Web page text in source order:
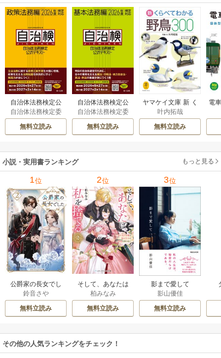
自治体法務検定公
式テキスト 政策
法務編 ２０２６
年度検定対応 1巻
自治体法務検定委
員会
無料立読み
自治体法務検定公
式テキスト 基本
法務編 ２０２６
年度検定対応 1巻
自治体法務検定委
員会
無料立読み
ヤマケイ文庫 新 く
らべてわかる野鳥3
00 1巻
叶内拓哉
無料立読み
電
小説・実用書ランキング もっと見る
1位
公爵家の長女でし
た
鈴音さや
無料立読み
2位
そして、あなたは
私を捨てる
柏みなみ
無料立読み
3位
影まで愛して
影山優佳
無料立読み
その他の人気ランキングをチェック！